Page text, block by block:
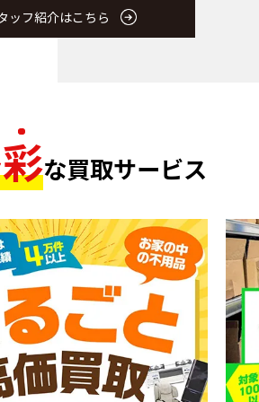
ッフ紹介はこちら
彩な買取サービス